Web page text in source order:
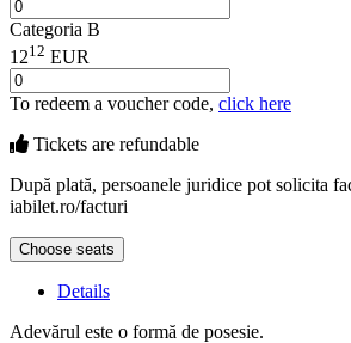
Categoria B
1212 EUR
To redeem a voucher code, click here
Tickets are refundable
După plată, persoanele juridice pot solicita
iabilet.ro/facturi
Choose seats
Details
Adevărul este o formă de posesie.